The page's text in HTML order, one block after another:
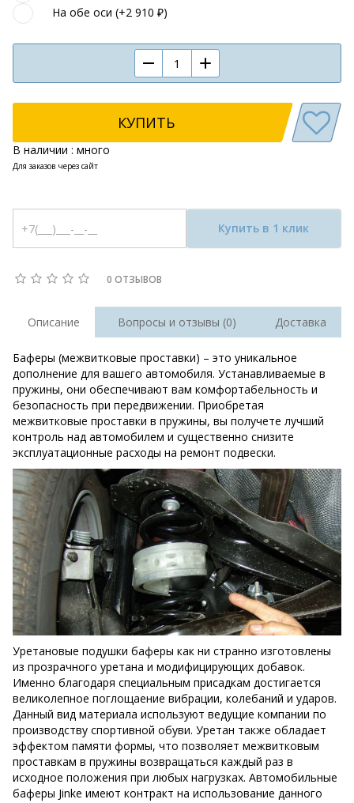
На обе оси (+2 910 ₽)
КУПИТЬ
В наличии : много
Для заказов через сайт
Купить в 1 клик
0 ОТЗЫВОВ
Описание Вопросы и отзывы (0) Доставка
Баферы (межвитковые проставки) – это уникальное
дополнение для вашего автомобиля. Устанавливаемые в
пружины, они обеспечивают вам комфортабельность и
безопасность при передвижении. Приобретая
межвитковые проставки в пружины, вы получете лучший
контроль над автомобилем и существенно снизите
эксплуатационные расходы на ремонт подвески.
Уретановые подушки баферы как ни странно изготовлены
из прозрачного уретана и модифицирующих добавок.
Именно благодаря специальным присадкам достигается
великолепное поглощаение вибрации, колебаний и ударов.
Данный вид материала используют ведущие компании по
производству спортивной обуви. Уретан также обладает
эффектом памяти формы, что позволяет межвитковым
проставкам в пружины возвращаться каждый раз в
исходное положения при любых нагрузках. Автомобильные
баферы Jinke имеют контракт на использование данного